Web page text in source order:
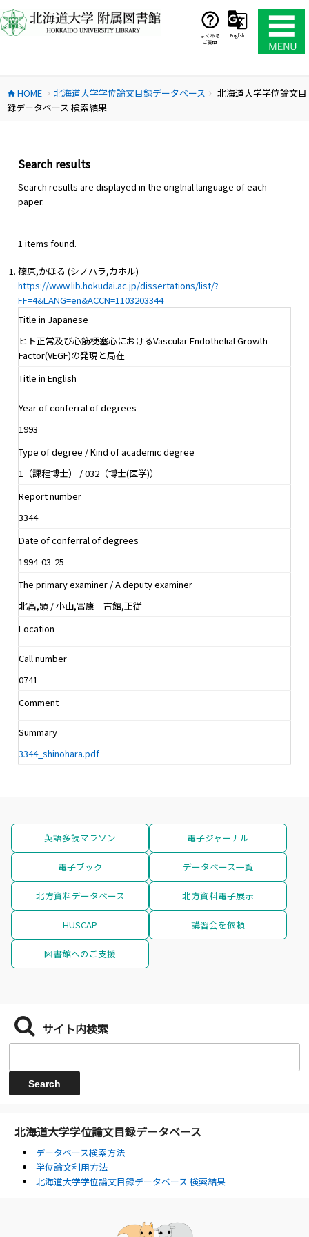
ン
テ
ス
キ
よくある
ご質問
English
home HOME chevron_right 北海道大学学位論文目録データベース chevron_right
北海道大学学位論文目
録データベース 検索結果
Search results
Search results are displayed in the origlnal language of each
paper.
1 items found.
篠原,かほる (シノハラ,カホル)
https://www.lib.hokudai.ac.jp/dissertations/list/?
FF=4&LANG=en&ACCN=1103203344
Title in Japanese
ヒト正常及び心筋梗塞心におけるVascular Endothelial Growth
Factor(VEGF)の発現と局在
Title in English
Year of conferral of degrees
1993
Type of degree / Kind of academic degree
1（課程博士） / 032（博士(医学)）
Report number
3344
Date of conferral of degrees
1994-03-25
The primary examiner / A deputy examiner
北畠,顕 / 小山,富康 古館,正従
Location
Call number
0741
Comment
Summary
3344_shinohara.pdf
英語多読マラソン 電子ジャーナル
電子ブック データベース一覧
北方資料データベース 北方資料電子展示
HUSCAP 講習会を依頼
図書館へのご支援
サイト内検索
北海道大学学位論文目録データベース
データベース検索方法
学位論文利用方法
北海道大学学位論文目録データベース 検索結果